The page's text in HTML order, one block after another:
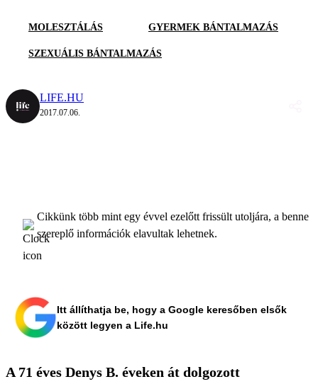
MOLESZTÁLÁS GYERMEK BÁNTALMAZÁS
SZEXUÁLIS BÁNTALMAZÁS
LIFE.HU
2017.07.06.
Cikkünk több mint egy évvel ezelőtt frissült utoljára, a benne
szereplő információk elavultak lehetnek.
Itt állíthatja be, hogy a Google keresőben elsők
között legyen a Life.hu
A 71 éves Denys B. éveken át dolgozott